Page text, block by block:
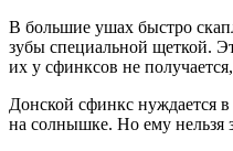
В большие ушах быстро
зубы специальной щеткой.
их у сфинксов не
Донской сфинкс нуждается
на солнышке. Но ему нельзя